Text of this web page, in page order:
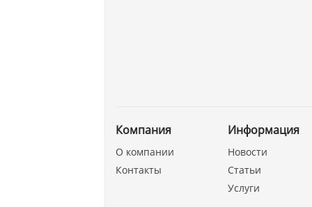
Компания
О компании
Контакты
Информация
Новости
Статьи
Услуги